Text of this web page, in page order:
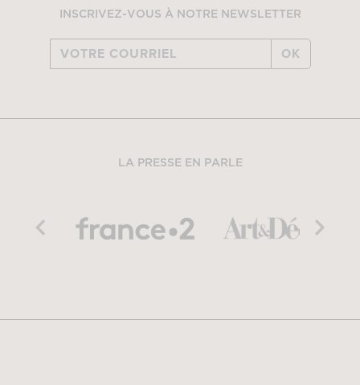
INSCRIVEZ-VOUS À NOTRE NEWSLETTER
OK
LA PRESSE EN PARLE